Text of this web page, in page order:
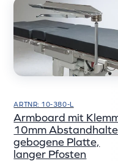
ARTNR: 10-380-L
Armboard mit
10mm
gebogene Platte,
langer Pfosten